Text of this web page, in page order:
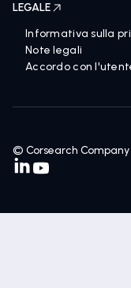
LEGALE
Informativa sulla
Note legali
Accordo con
© Corsearch